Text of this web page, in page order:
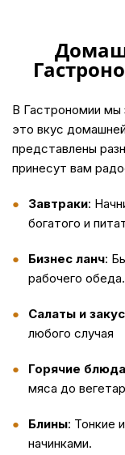
В Гастрономии
это вкус
представлены
принесут вам
Завтраки:
богатого и
Бизнес ланч:
рабочего обеда.
Салаты и
любого случая
Горячие блюда
мяса до
Блины: Тонкие
начинками.